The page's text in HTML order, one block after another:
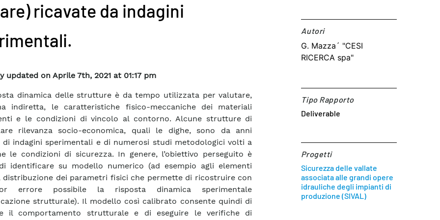
ricavate da indagini
updated on Aprile 7th, 2021 at 01:17 pm
dinamica delle strutture è da tempo utilizzata per valutare,
indiretta, le caratteristiche fisico-meccaniche dei materiali
e le condizioni di vincolo al contorno. Alcune strutture di
rilevanza socio-economica, quali le dighe, sono da anni
di indagini sperimentali e di numerosi studi metodologici volti a
le condizioni di sicurezza. In genere, l’obiettivo perseguito è
identificare su modello numerico (ad esempio agli elementi
dei parametri fisici che permette di ricostruire con
errore possibile la risposta dinamica sperimentale
strutturale). Il modello così calibrato consente quindi di
il comportamento strutturale e di eseguire le verifiche di
Autori​
G. Mazza´ "CESI
RICERCA spa"
Tipo Rapporto
Deliverable
Progetti
Sicurezza delle vallate
associata alle grandi opere
idrauliche degli impianti di
produzione (SIVAL)